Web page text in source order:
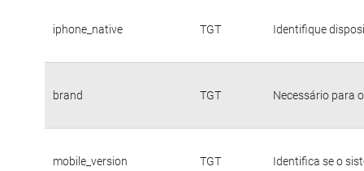
iphone_native TGT Identifique
brand TGT Necessário para
mobile_version TGT Identifica se o